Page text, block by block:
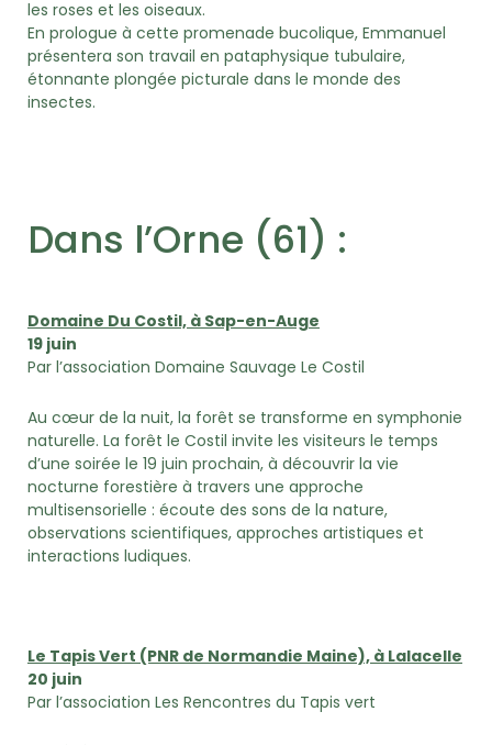
les roses et les oiseaux.
En prologue à cette promenade bucolique, Emmanuel
présentera son travail en pataphysique tubulaire,
étonnante plongée picturale dans le monde des
insectes.
Dans l’Orne (61) :
Domaine Du Costil, à Sap-en-Auge
19 juin
Par l’association Domaine Sauvage Le Costil
Au cœur de la nuit, la forêt se transforme en symphonie
naturelle. La forêt le Costil invite les visiteurs le temps
d’une soirée le 19 juin prochain, à découvrir la vie
nocturne forestière à travers une approche
multisensorielle : écoute des sons de la nature,
observations scientifiques, approches artistiques et
interactions ludiques.
Le Tapis Vert (PNR de Normandie Maine), à Lalacelle
20 juin
Par l’association Les Rencontres du Tapis vert